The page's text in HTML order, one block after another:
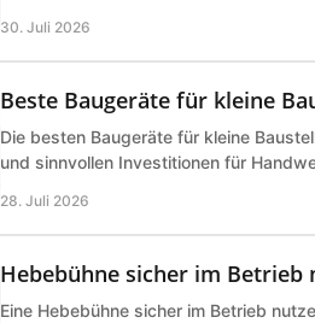
30. Juli 2026
Beste Baugeräte für kleine
Die besten Baugeräte für kleine
und sinnvollen Investitionen für
28. Juli 2026
Hebebühne sicher im Betrieb
Eine Hebebühne sicher im Betrieb